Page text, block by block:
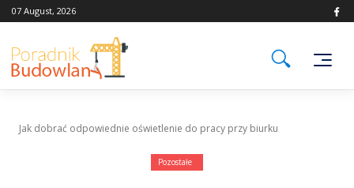
Skip
to
07 August, 2026
Jak dobrać odpowiednie oświetlenie do pracy przy biurku
Pozostałe